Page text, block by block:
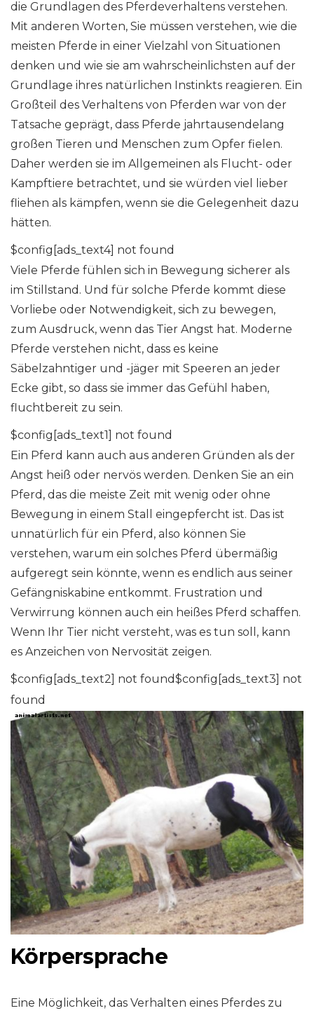
die Grundlagen des Pferdeverhaltens verstehen.
Mit anderen Worten, Sie müssen verstehen, wie die
meisten Pferde in einer Vielzahl von Situationen
denken und wie sie am wahrscheinlichsten auf der
Grundlage ihres natürlichen Instinkts reagieren. Ein
Großteil des Verhaltens von Pferden war von der
Tatsache geprägt, dass Pferde jahrtausendelang
großen Tieren und Menschen zum Opfer fielen.
Daher werden sie im Allgemeinen als Flucht- oder
Kampftiere betrachtet, und sie würden viel lieber
fliehen als kämpfen, wenn sie die Gelegenheit dazu
hätten.
$config[ads_text4] not found
Viele Pferde fühlen sich in Bewegung sicherer als
im Stillstand. Und für solche Pferde kommt diese
Vorliebe oder Notwendigkeit, sich zu bewegen,
zum Ausdruck, wenn das Tier Angst hat. Moderne
Pferde verstehen nicht, dass es keine
Säbelzahntiger und -jäger mit Speeren an jeder
Ecke gibt, so dass sie immer das Gefühl haben,
fluchtbereit zu sein.
$config[ads_text1] not found
Ein Pferd kann auch aus anderen Gründen als der
Angst heiß oder nervös werden. Denken Sie an ein
Pferd, das die meiste Zeit mit wenig oder ohne
Bewegung in einem Stall eingepfercht ist. Das ist
unnatürlich für ein Pferd, also können Sie
verstehen, warum ein solches Pferd übermäßig
aufgeregt sein könnte, wenn es endlich aus seiner
Gefängniskabine entkommt. Frustration und
Verwirrung können auch ein heißes Pferd schaffen.
Wenn Ihr Tier nicht versteht, was es tun soll, kann
es Anzeichen von Nervosität zeigen.
$config[ads_text2] not found$config[ads_text3] not
found
Körpersprache
Eine Möglichkeit, das Verhalten eines Pferdes zu